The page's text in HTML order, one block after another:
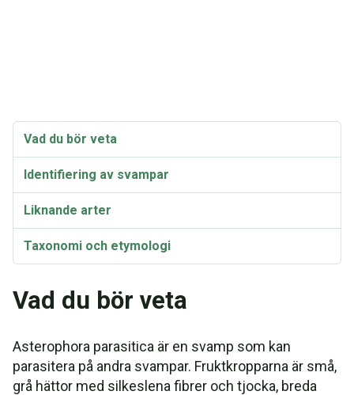
Vad du bör veta
Identifiering av svampar
Liknande arter
Taxonomi och etymologi
Vad du bör veta
Asterophora parasitica är en svamp som kan
parasitera på andra svampar. Fruktkropparna är små,
grå hättor med silkeslena fibrer och tjocka, breda